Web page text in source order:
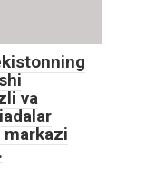
va
markazi